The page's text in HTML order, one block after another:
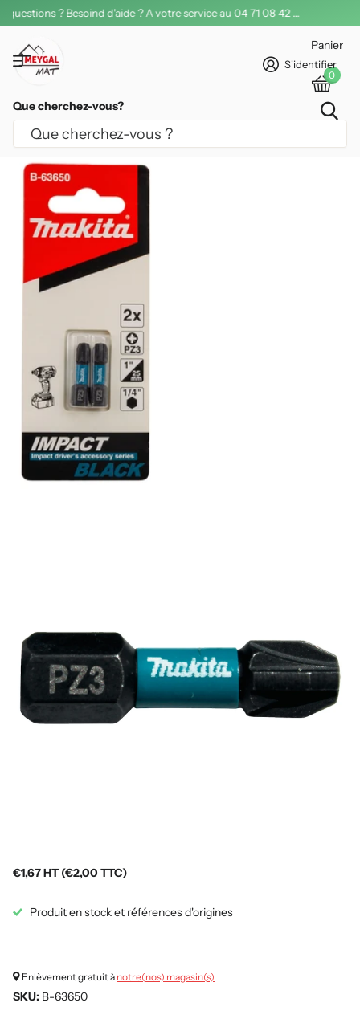
Livraison FR offerte dès 200€ d'achat
Que cherchez-vous?
S'identifier
Panier
0
EMBOUT DE VISSAGE MAKITA POZIDRIV
PZ3
€1,67 HT (€2,00 TTC)
Produit en stock et références d'origines
Enlèvement gratuit à notre(nos) magasin(s)
SKU: B-63650